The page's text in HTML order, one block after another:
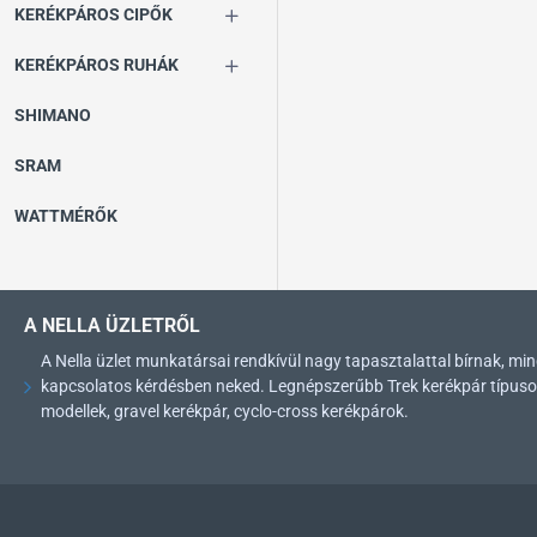
KERÉKPÁROS CIPŐK
KERÉKPÁROS RUHÁK
SHIMANO
SRAM
WATTMÉRŐK
A NELLA ÜZLETRŐL
A Nella üzlet munkatársai rendkívül nagy tapasztalattal bírnak,
kapcsolatos kérdésben neked. Legnépszerűbb Trek kerékpár
modellek, gravel kerékpár, cyclo-cross kerékpárok.